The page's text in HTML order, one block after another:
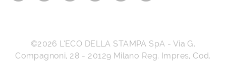
©2026 L’ECO DELLA STAMPA SpA - Via G.
Compagnoni, 28 - 20129 Milano Reg. Impres, Cod.